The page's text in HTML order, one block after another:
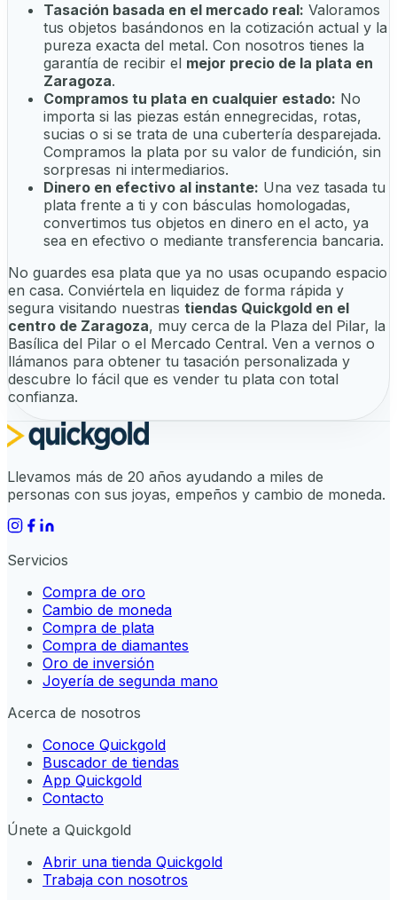
Tasación basada en el mercado real: Valoramos
tus objetos basándonos en la cotización actual y la
pureza exacta del metal. Con nosotros tienes la
garantía de recibir el mejor precio de la plata en
Zaragoza.
Compramos tu plata en cualquier estado: No
importa si las piezas están ennegrecidas, rotas,
sucias o si se trata de una cubertería desparejada.
Compramos la plata por su valor de fundición, sin
sorpresas ni intermediarios.
Dinero en efectivo al instante: Una vez tasada tu
plata frente a ti y con básculas homologadas,
convertimos tus objetos en dinero en el acto, ya
sea en efectivo o mediante transferencia bancaria.
No guardes esa plata que ya no usas ocupando espacio
en casa. Conviértela en liquidez de forma rápida y
segura visitando nuestras tiendas Quickgold en el
centro de Zaragoza, muy cerca de la Plaza del Pilar, la
Basílica del Pilar o el Mercado Central. Ven a vernos o
llámanos para obtener tu tasación personalizada y
descubre lo fácil que es vender tu plata con total
confianza.
Llevamos más de 20 años ayudando a miles de
personas con sus joyas, empeños y cambio de moneda.
Servicios
Compra de oro
Cambio de moneda
Compra de plata
Compra de diamantes
Oro de inversión
Joyería de segunda mano
Acerca de nosotros
Conoce Quickgold
Buscador de tiendas
App Quickgold
Contacto
Únete a Quickgold
Abrir una tienda Quickgold
Trabaja con nosotros